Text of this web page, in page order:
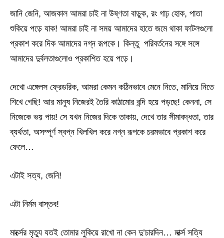
জানি জেনি, আজকাল আমরা চাই না উষ্ণতা বাড়ুক, রং গাঢ় হোক, পাতা
শুকিয়ে পড়ে যাক! আমরা চাই না সময় আমাদের হাতে জমে থাকা ফাটলগুলো
প্রকাশ করে দিক আমাদের নগ্ন রূপকে। কিন্তু পরিবর্তনের সঙ্গে সঙ্গে
আমাদের দুর্বলতাগুলোও প্রকাশিত হয়ে পড়ে।
দেখো এঙ্গেলস ফ্রেডরিক, আমরা কেমন কঠিনভাবে মেনে নিতে, মানিয়ে নিতে
শিখে গেছি! আর মানুষ নিজেরই তৈরি কাঠামোর বন্দি হয়ে পড়ছে! কেননা, সে
নিজেকে ভয় পায়! সে যখন নিজের দিকে তাকায়, দেখে তার সীমাবদ্ধতা, তার
ব্যর্থতা, অসম্পূর্ণ স্বপ্ন খিলখিল করে নগ্ন রূপকে চরমভাবে প্রকাশ করে
ফেলে…
এটাই সত্য, জেনি!
এটা নির্মম বাস্তব!
মার্ক্সের মৃত্যু যতই তোমার লুকিয়ে রাখো না কেন দু’চারদিন… মার্ক্স সত্যি